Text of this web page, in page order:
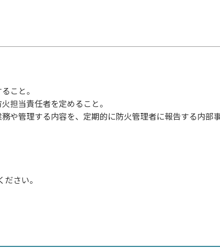
こと。
担当責任者を定めること。
や管理する内容を、定期的に防火管理者に報告する内部
さい。